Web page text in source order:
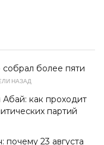
собрал более пяти
НАЗАД
как проходит
партий
23 августа